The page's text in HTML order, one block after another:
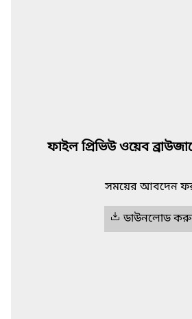
ফাইল প্রিভিউ ওয়েব
সময়ের আবদেন
ডাউনলোড